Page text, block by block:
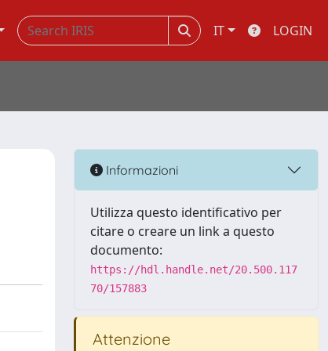
IT LOGIN
Informazioni
Utilizza questo identificativo per
citare o creare un link a questo
documento:
https://hdl.handle.net/20.500.117
70/157883
Attenzione